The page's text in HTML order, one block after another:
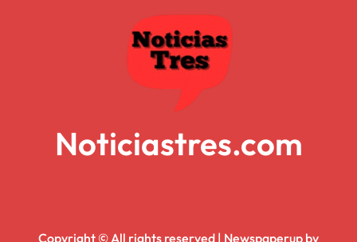
Noticiastres.com
Copyright © All rights reserved | Newspaperup by